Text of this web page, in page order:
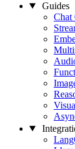
Guides
Chat